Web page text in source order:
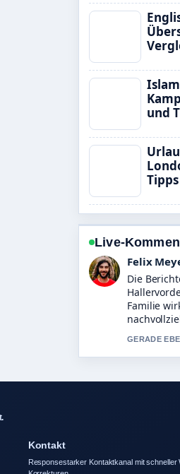
und
Tipps
Live-
Laura
Gute
Carlsen:
Mehr
3 MIN ZUVOR
Responsestarker Kontaktkanal mit schneller
Korrekturen.